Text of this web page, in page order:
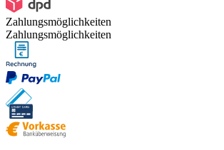
Zahlungsmöglichkeiten
Zahlungsmöglichkeiten